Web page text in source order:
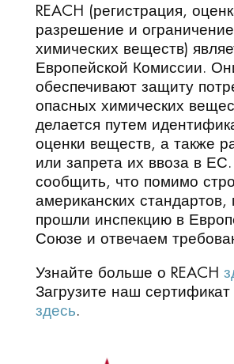
REACH (регистрация,
разрешение и ограничение
химических веществ)
Европейской Комиссии.
обеспечивают защиту
опасных химических
делается путем
оценки веществ, а также
или запрета их ввоза в
сообщить, что помимо
американских
прошли инспекцию в
Союзе и отвечаем
Узнайте больше о REACH
Загрузите наш сертификат
здесь.